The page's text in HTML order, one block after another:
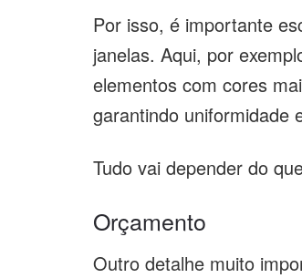
Por isso, é importante
janelas. Aqui, por
elementos com cores
garantindo uniformidade
Tudo vai depender do
Orçamento
Outro detalhe muito